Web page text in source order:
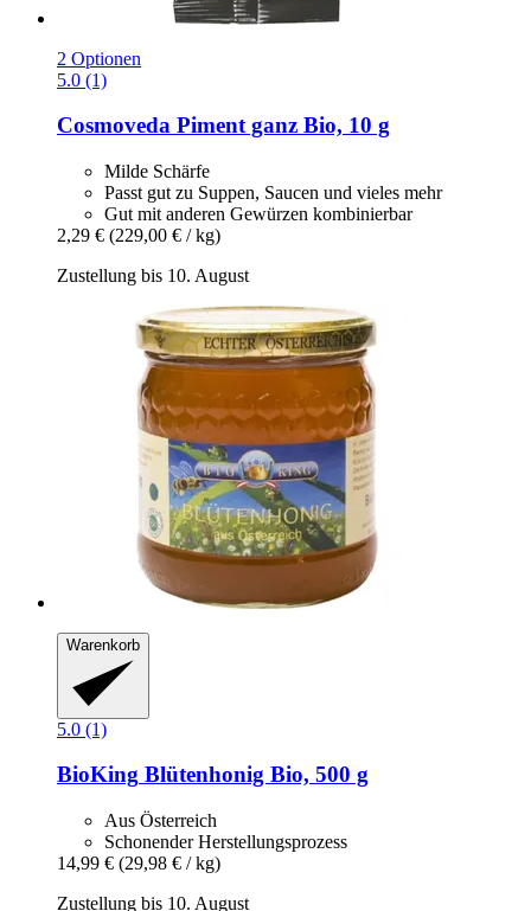
2 Optionen
5.0 (1)
Cosmoveda Piment ganz Bio, 10 g
Milde Schärfe
Passt gut zu Suppen, Saucen und vieles mehr
Gut mit anderen Gewürzen kombinierbar
2,29 € (229,00 € / kg)
Zustellung bis 10. August
Warenkorb
5.0 (1)
BioKing Blütenhonig Bio, 500 g
Aus Österreich
Schonender Herstellungsprozess
14,99 € (29,98 € / kg)
Zustellung bis 10. August